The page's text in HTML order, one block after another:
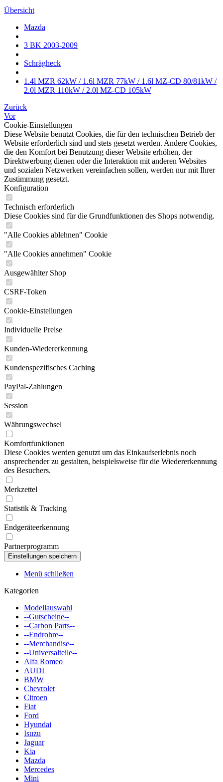
Übersicht
Mazda
3 BK 2003-2009
Schrägheck
1.4l MZR 62kW / 1.6l MZR 77kW / 1.6l MZ-CD 80/81kW /
2.0l MZR 110kW / 2.0l MZ-CD 105kW
Zurück
Vor
Cookie-Einstellungen
Diese Website benutzt Cookies, die für den technischen Betrieb der
Website erforderlich sind und stets gesetzt werden. Andere Cookies,
die den Komfort bei Benutzung dieser Website erhöhen, der
Direktwerbung dienen oder die Interaktion mit anderen Websites
und sozialen Netzwerken vereinfachen sollen, werden nur mit Ihrer
Zustimmung gesetzt.
Konfiguration
Technisch erforderlich
Diese Cookies sind für die Grundfunktionen des Shops notwendig.
"Alle Cookies ablehnen" Cookie
"Alle Cookies annehmen" Cookie
Ausgewählter Shop
CSRF-Token
Cookie-Einstellungen
Individuelle Preise
Kunden-Wiedererkennung
Kundenspezifisches Caching
PayPal-Zahlungen
Session
Währungswechsel
Komfortfunktionen
Diese Cookies werden genutzt um das Einkaufserlebnis noch
ansprechender zu gestalten, beispielsweise für die Wiedererkennung
des Besuchers.
Merkzettel
Statistik & Tracking
Endgeräteerkennung
Partnerprogramm
Menü schließen
Kategorien
Modellauswahl
--Gutscheine--
--Carbon Parts--
--Endrohre--
--Merchandise--
--Universalteile--
Alfa Romeo
AUDI
BMW
Chevrolet
Citroen
Fiat
Ford
Hyundai
Isuzu
Jaguar
Kia
Mazda
Mercedes
Mini